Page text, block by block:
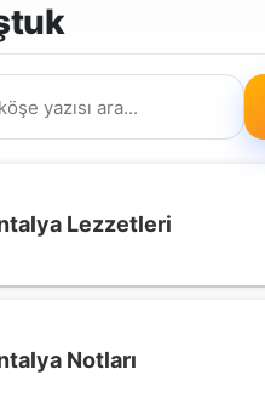
Lezzetleri
Notları